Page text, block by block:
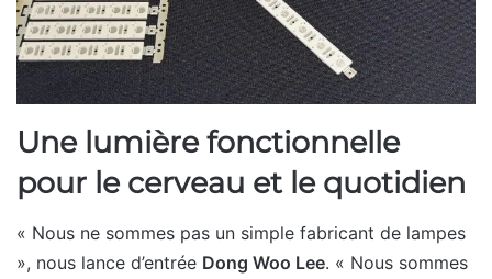
Une lumière fonctionnelle
pour le cerveau et le quotidien
« Nous ne sommes pas un simple fabricant de lampes
», nous lance d’entrée Dong Woo Lee. « Nous sommes